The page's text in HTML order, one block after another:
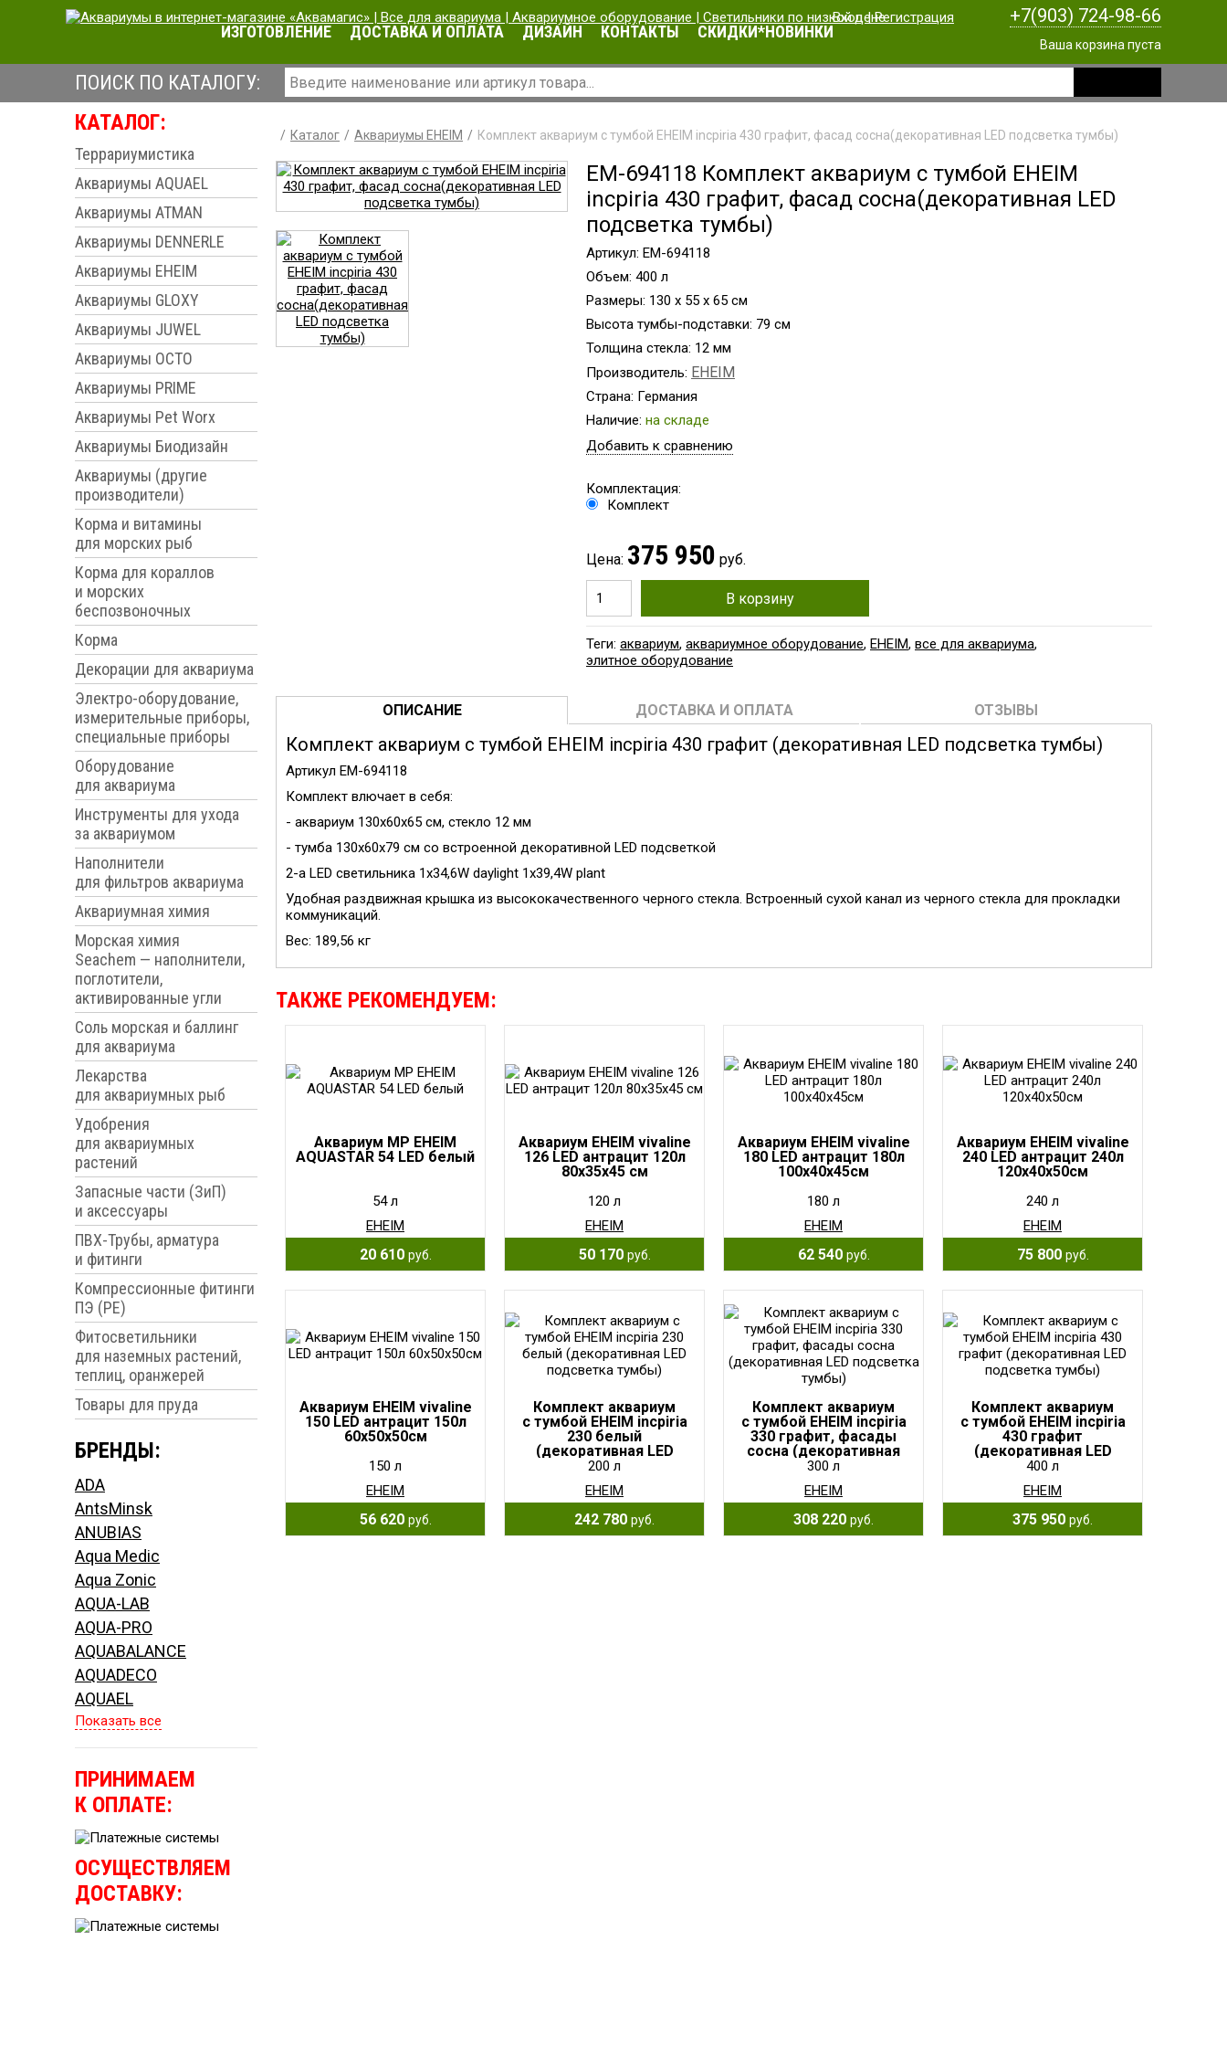
Вход|Регистрация +7(903) 724-98-66
Ваша корзина пуста
ИЗГОТОВЛЕНИЕ ДОСТАВКА И ОПЛАТА ДИЗАЙН КОНТАКТЫ СКИДКИ*НОВИНКИ
ПОИСК ПО КАТАЛОГУ:
КАТАЛОГ:
Террариумистика
Аквариумы AQUAEL
Аквариумы ATMAN
Аквариумы DENNERLE
Аквариумы EHEIM
Аквариумы GLOXY
Аквариумы JUWEL
Аквариумы OCTO
Аквариумы PRIME
Аквариумы Pet Worx
Аквариумы Биодизайн
Аквариумы (другие
производители)
Корма и витамины
для морских рыб
Корма для кораллов
и морских
беспозвоночных
Корма
Декорации для аквариума
Электро-оборудование,
измерительные приборы,
специальные приборы
Оборудование
для аквариума
Инструменты для ухода
за аквариумом
Наполнители
для фильтров аквариума
Аквариумная химия
Морская химия
Seachem — наполнители,
поглотители,
активированные угли
Соль морская и баллинг
для аквариума
Лекарства
для аквариумных рыб
Удобрения
для аквариумных
растений
Запасные части (ЗиП)
и аксессуары
ПВХ-Трубы, арматура
и фитинги
Компрессионные фитинги
ПЭ (PE)
Фитосветильники
для наземных растений,
теплиц, оранжерей
Товары для пруда
БРЕНДЫ:
ADA
AntsMinsk
ANUBIAS
Aqua Medic
Aqua Zonic
AQUA-LAB
AQUA-PRO
AQUABALANCE
AQUADECO
AQUAEL
Показать все
ПРИНИМАЕМ
К ОПЛАТЕ:
ОСУЩЕСТВЛЯЕМ
ДОСТАВКУ:
Каталог Аквариумы EHEIM Комплект аквариум с тумбой EHEIM incpiria 430 графит, фасад сосна(декоративная LED подсветка тумбы)
EM-694118 Комплект аквариум с тумбой EHEIM
incpiria 430 графит, фасад сосна(декоративная LED
подсветка тумбы)
Артикул: EM-694118
Объем: 400 л
Размеры: 130 x 55 x 65 см
Высота тумбы-подставки: 79 см
Толщина стекла: 12 мм
Производитель: EHEIM
Страна: Германия
Наличие: на складе
Добавить к сравнению
Комплектация:
Комплект
Цена: 375 950 руб.
В корзину
Теги: аквариум, аквариумное оборудование, EHEIM, все для аквариума,
элитное оборудование
ОПИСАНИЕ ДОСТАВКА И ОПЛАТА ОТЗЫВЫ
Комплект аквариум с тумбой EHEIM incpiria 430 графит (декоративная LED подсветка тумбы)
Артикул EM-694118
Комплект влючает в себя:
- аквариум 130x60x65 см, стекло 12 мм
- тумба 130x60x79 см со встроенной декоративной LED подсветкой
2-а LED светильника 1x34,6W daylight 1x39,4W plant
Удобная раздвижная крышка из высококачественного черного стекла. Встроенный сухой канал из черного стекла для прокладки
коммуникаций.
Вес: 189,56 кг
ТАКЖЕ РЕКОМЕНДУЕМ:
Аквариум MP EHEIM
AQUASTAR 54 LED белый
54 л
EHEIM
20 610 руб.
Аквариум EHEIM vivaline
126 LED антрацит 120л
80x35x45 см
120 л
EHEIM
50 170 руб.
Аквариум EHEIM vivaline
180 LED антрацит 180л
100x40x45см
180 л
EHEIM
62 540 руб.
Аквариум EHEIM vivaline
240 LED антрацит 240л
120x40x50см
240 л
EHEIM
75 800 руб.
Аквариум EHEIM vivaline
150 LED антрацит 150л
60x50x50см
150 л
EHEIM
56 620 руб.
Комплект аквариум
с тумбой EHEIM incpiria
230 белый
(декоративная LED
подсветка тумбы)
200 л
EHEIM
242 780 руб.
Комплект аквариум
с тумбой EHEIM incpiria
330 графит, фасады
сосна (декоративная
LED подсветка тумбы)
300 л
EHEIM
308 220 руб.
Комплект аквариум
с тумбой EHEIM incpiria
430 графит
(декоративная LED
подсветка тумбы)
400 л
EHEIM
375 950 руб.